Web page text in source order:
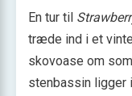
En tur til
træde ind i et
skovoase om
stenbassin ligger